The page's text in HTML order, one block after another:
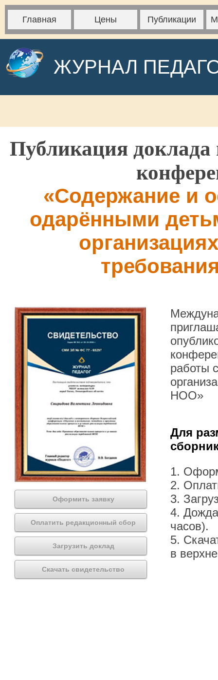
Главная Цены Публикации
ЖУРНАЛ
Публикация доклада
«Содержание и
одарёнными
Оформить заявку
Оплатить редакционный сбор
Загрузить доклад
Скачать свидетельство
работы
НОО»
Для
1.
2.
3.
4.
часов).
5.
в